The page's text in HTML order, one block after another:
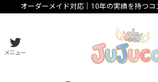
オーダーメイド対応｜10年の実績を持つ
メニュー